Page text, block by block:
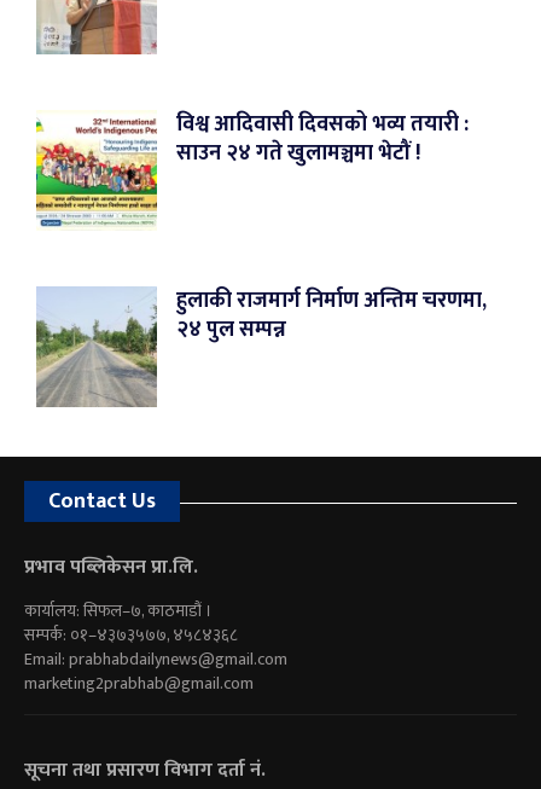
विश्व आदिवासी दिवसको भव्य तयारी :
साउन २४ गते खुलामञ्चमा भेटौं !
हुलाकी राजमार्ग निर्माण अन्तिम चरणमा,
२४ पुल सम्पन्न
Contact Us
प्रभाव पब्लिकेसन प्रा.लि.
कार्यालय: सिफल–७, काठमाडौं ।
सम्पर्क: ०१–४३७३५७७, ४५८४३६८
Email:prabhabdailynews@gmail.com
marketing2prabhab@gmail.com
सूचना तथा प्रसारण विभाग दर्ता नं.